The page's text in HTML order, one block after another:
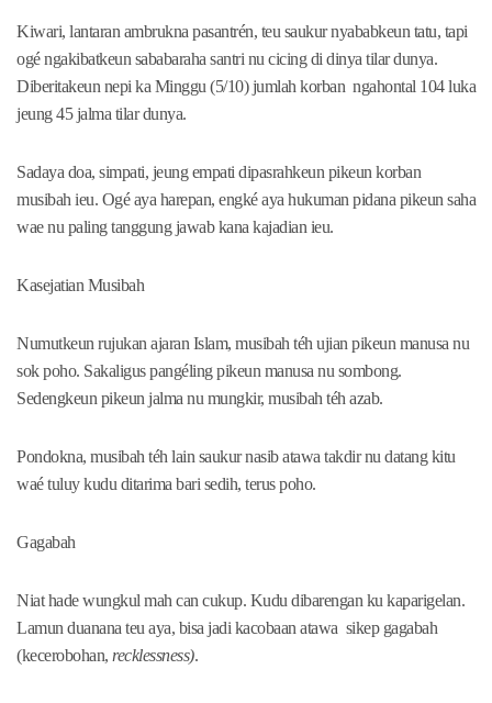
Kiwari, lantaran ambrukna pasantrén, teu saukur nyababkeun tatu, tapi
ogé ngakibatkeun sababaraha santri nu cicing di dinya tilar dunya.
Diberitakeun nepi ka Minggu (5/10) jumlah korban ngahontal 104 luka
jeung 45 jalma tilar dunya.
Sadaya doa, simpati, jeung empati dipasrahkeun pikeun korban
musibah ieu. Ogé aya harepan, engké aya hukuman pidana pikeun saha
wae nu paling tanggung jawab kana kajadian ieu.
Kasejatian Musibah
Numutkeun rujukan ajaran Islam, musibah téh ujian pikeun manusa nu
sok poho. Sakaligus pangéling pikeun manusa nu sombong.
Sedengkeun pikeun jalma nu mungkir, musibah téh azab.
Pondokna, musibah téh lain saukur nasib atawa takdir nu datang kitu
waé tuluy kudu ditarima bari sedih, terus poho.
Gagabah
Niat hade wungkul mah can cukup. Kudu dibarengan ku kaparigelan.
Lamun duanana teu aya, bisa jadi kacobaan atawa sikep gagabah
(kecerobohan, recklessness).